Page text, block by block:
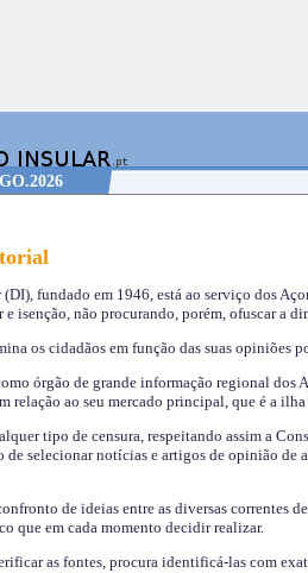
fundado em 1946, está ao serviço dos
e isenção, não procurando, porém, ofuscar a
os cidadãos em função das suas opiniões
órgão de grande informação regional dos
relação ao seu mercado principal, que é a ilha
tipo de censura, respeitando assim a
de selecionar notícias e artigos de opinião de
de ideias entre as diversas correntes
que em cada momento decidir realizar.
as fontes, procura identificá-las com